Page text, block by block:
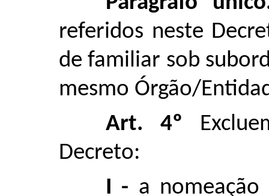
referidos neste
de familiar sob
mesmo Órgão/
Art. 4º
Decreto:
I - a